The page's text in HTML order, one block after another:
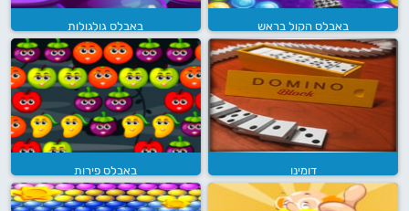
באבלס הקול בראש באבלס גולגולות
דומינו באבלס פירות